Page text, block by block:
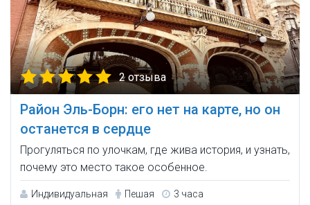
2 отзыва
Район Эль-Борн: его нет на карте, но он
останется в сердце
Прогуляться по улочкам, где жива история, и узнать,
почему это место такое особенное.
Индивидуальная Пешая 3 часа